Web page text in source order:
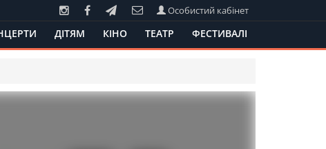
Особистий кабінет
ДІТЯМ КІНО ТЕАТР ФЕСТИВАЛІ